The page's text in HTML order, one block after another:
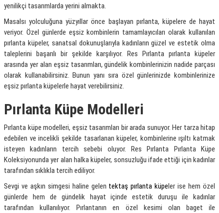
yenilikçi tasarımlarda yerini almakta.
Masalsı yolculuğuna yüzyıllar önce başlayan pırlanta, küpelere de hayat
veriyor. Özel günlerde eşsiz kombinlerin tamamlayıcıları olarak kullanılan
pırlanta küpeler, sanatsal dokunuşlarıyla kadınların güzel ve estetik olma
taleplerini başarılı bir şekilde karşılıyor. Res Pırlanta pırlanta küpeler
arasında yer alan eşsiz tasarımları, gündelik kombinlerinizin nadide parçası
olarak kullanabilirsiniz. Bunun yanı sıra özel günlerinizde kombinlerinize
eşsiz pırlanta küpelerle hayat verebilirsiniz.
Pırlanta Küpe Modelleri
Pırlanta küpe modelleri, eşsiz tasarımları bir arada sunuyor. Her tarza hitap
edebilen ve incelikli şekilde tasarlanan küpeler, kombinlerine ışıltı katmak
isteyen kadınların tercih sebebi oluyor. Res Pırlanta Pırlanta Küpe
Koleksiyonunda yer alan halka küpeler, sonsuzluğu ifade ettiği için kadınlar
tarafından sıklıkla tercih ediliyor.
Sevgi ve aşkın simgesi haline gelen tektaş pırlanta küpeler ise hem özel
günlerde hem de gündelik hayat içinde estetik duruşu ile kadınlar
tarafından kullanılıyor. Pırlantanın en özel kesimi olan baget ile